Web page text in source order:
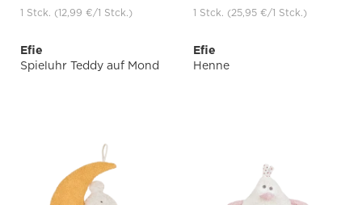
1 Stck. (12,99 €/1 Stck.) 1 Stck. (25,95 €/1 Stck.)
Efie
Spieluhr Teddy auf Mond
Efie
Henne